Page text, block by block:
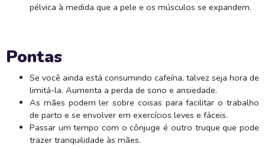
pélvica à medida que a pele e os músculos se expandem.
Pontas
Se você ainda está consumindo cafeína, talvez seja hora de
limitá-la. Aumenta a perda de sono e ansiedade.
As mães podem ler sobre coisas para facilitar o trabalho
de parto e se envolver em exercícios leves e fáceis.
Passar um tempo com o cônjuge é outro truque que pode
trazer tranquilidade às mães.